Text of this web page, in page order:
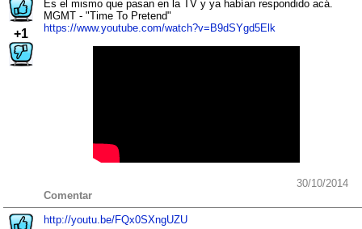
+1
Es el mismo que pasan en la TV y ya habían respondido acá.
MGMT - "Time To Pretend"
https://www.youtube.com/watch?v=B9dSYgd5Elk
30/10/2014
Comentar
http://youtu.be/FQx0SXngUZU